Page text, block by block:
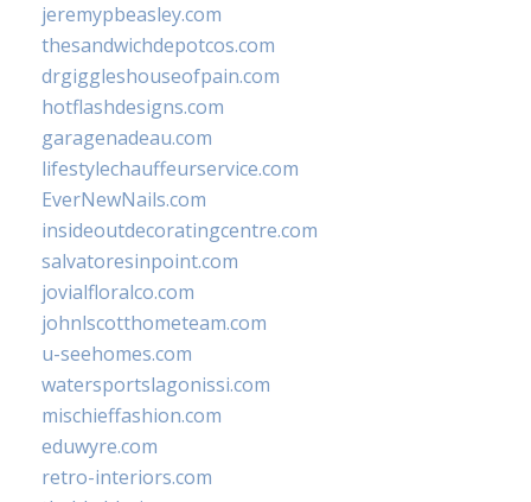
jeremypbeasley.com
thesandwichdepotcos.com
drgiggleshouseofpain.com
hotflashdesigns.com
garagenadeau.com
lifestylechauffeurservice.com
EverNewNails.com
insideoutdecoratingcentre.com
salvatoresinpoint.com
jovialfloralco.com
johnlscotthometeam.com
u-seehomes.com
watersportslagonissi.com
mischieffashion.com
eduwyre.com
retro-interiors.com